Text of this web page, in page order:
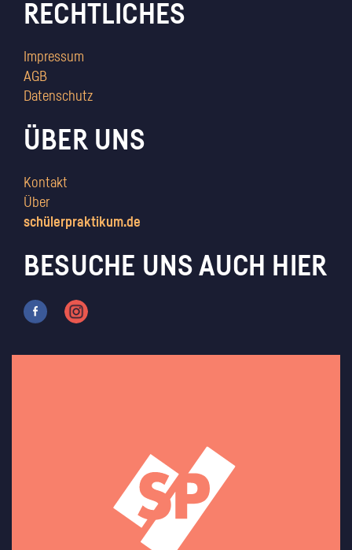
RECHTLICHES
Impressum
AGB
Datenschutz
ÜBER UNS
Kontakt
Über
schülerpraktikum.de
BESUCHE UNS AUCH HIER